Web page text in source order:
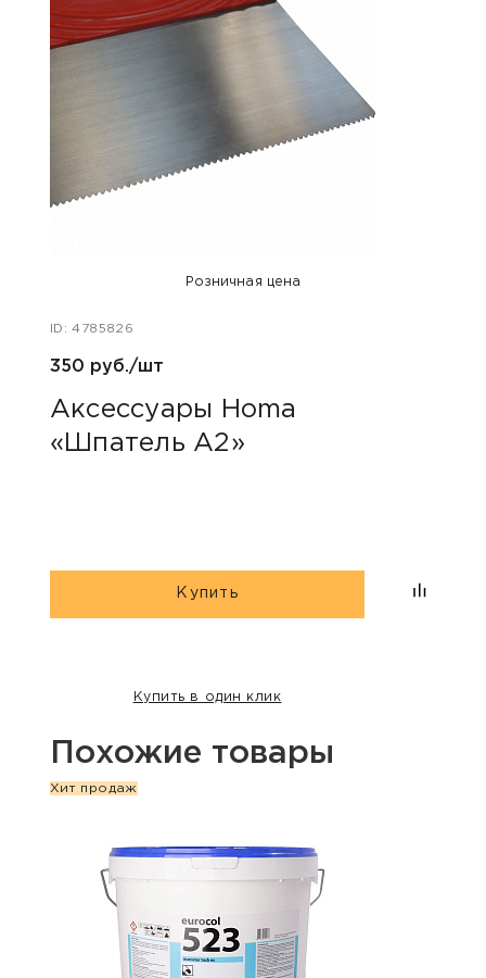
Розничная цена
ID: 4785826
350 руб./шт
Аксессуары Homa
«Шпатель А2»
Купить
Купить в один клик
Похожие товары
Хит продаж